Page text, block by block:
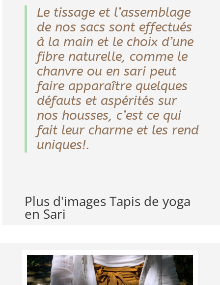
Le tissage et l’assemblage
de nos sacs sont effectués
à la main et le choix d’une
fibre naturelle, comme le
chanvre ou en sari peut
faire apparaître quelques
défauts et aspérités sur
nos housses, c’est ce qui
fait leur charme et les rend
uniques!.
Plus d'images Tapis de yoga
en Sari